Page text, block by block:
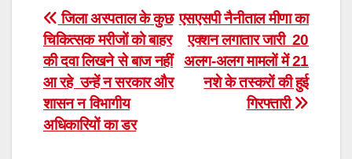
Post
navigation
एसएसपी नैनीताल मीणा का
एक्शन लगातार जारी 20
अलग-अलग मामलों में 21
नशे के तस्करों की हुई
गिरफ्तारी
जिला अस्पताल के कुछ
चिकित्सक मरीजों को बाहर
की दवा लिखने से बाज नहीं
आ रहे उन्हें न सरकार और
शासन न विभागीय
अधिकारियों का डर